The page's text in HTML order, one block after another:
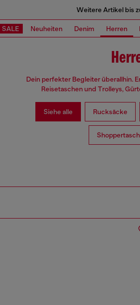
Weitere Artikel bis
SALE Neuheiten Denim Herren
Dein perfekter Begleiter überallhin.
Reisetaschen und Trolleys,
Siehe alle Rucksäcke